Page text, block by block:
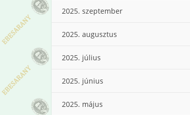
2025. szeptember
2025. augusztus
2025. július
2025. június
2025. május